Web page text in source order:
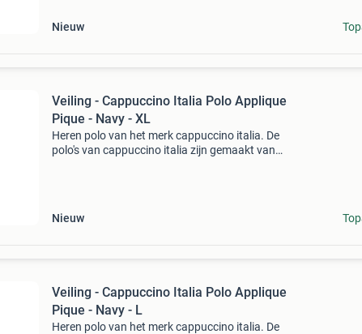
Nieuw
Veiling - Cappuccino Italia Polo Applique
Pique - Navy - XL
Heren polo van het merk cappuccino italia. De
polo's van cappuccino italia zijn gemaakt van
Nieuw
Veiling - Cappuccino Italia Polo Applique
Pique - Navy - L
Heren polo van het merk cappuccino italia. De